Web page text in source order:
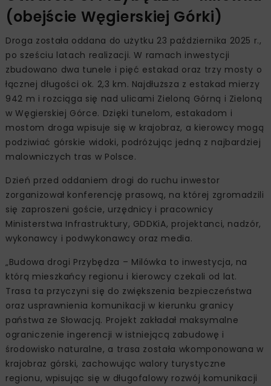
(obejście Węgierskiej Górki)
Droga została oddana do użytku 23 października 2025 r.,
po sześciu latach realizacji. W ramach inwestycji
zbudowano dwa tunele i pięć estakad oraz trzy mosty o
łącznej długości ok. 2,3 km. Najdłuższa z estakad mierzy
942 m i rozciąga się nad ulicami Zieloną Górną i Zieloną
w Węgierskiej Górce. Dzięki tunelom, estakadom i
mostom droga wpisuje się w krajobraz, a kierowcy mogą
podziwiać górskie widoki, podróżując jedną z najbardziej
malowniczych tras w Polsce.
Dzień przed oddaniem drogi do ruchu inwestor
zorganizował konferencję prasową, na której zgromadzili
się zaproszeni goście, urzędnicy i pracownicy
Ministerstwa Infrastruktury, GDDKiA, projektanci, nadzór,
wykonawcy i podwykonawcy oraz media.
„Budowa drogi Przybędza – Milówka to inwestycja, na
którą mieszkańcy regionu i kierowcy czekali od lat.
Trasa ta przyczyni się do zwiększenia bezpieczeństwa
oraz usprawnienia komunikacji w kierunku granicy
państwa ze Słowacją. Projekt zakładał maksymalne
ograniczenie ingerencji w istniejącą zabudowę i
środowisko naturalne, a trasa została wkomponowana w
krajobraz górski, zachowując walory turystyczne
regionu, wpisując się w długofalowy rozwój komunikacji